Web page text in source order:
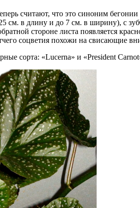
считают, что это синоним
см. в длину и до 7 см. в ширину), с
стороне листа появляется
соцветия похожи на
сорта: «Lucerna» и «President